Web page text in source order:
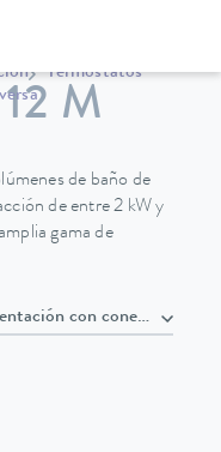
Termostatos
M
de baño de
de entre 2 kW y
gama de
, Cable de alimentación con conector